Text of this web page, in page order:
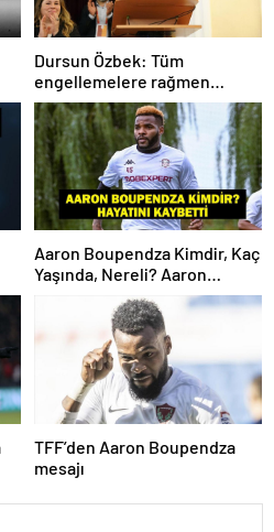
Dursun Özbek: Tüm
engellemelere rağmen
hedefimize ilerliyoruz
Aaron Boupendza Kimdir, Kaç
Yaşında, Nereli? Aaron
Boupendza neden öldü?
Süper Lig’in eski gol kralı
hayatını kaybetti!
TFF’den Aaron Boupendza
mesajı